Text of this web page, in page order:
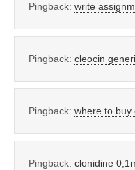
Pingback: write
Pingback: cleocin
Pingback: where to buy
Pingback: clonidine